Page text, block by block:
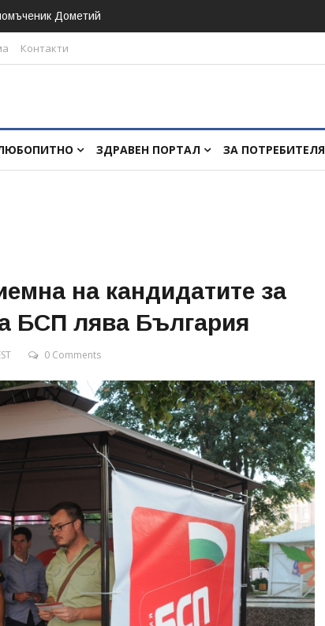
Дометий
Контакти
ЗДРАВЕН ПОРТАЛ ЗА ПОТРЕБИТЕЛЯ
на кандидатите за
БСП лява България
0 Comments